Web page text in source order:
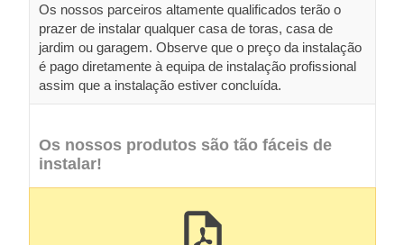
Os nossos parceiros altamente qualificados terão o
prazer de instalar qualquer casa de toras, casa de
jardim ou garagem. Observe que o preço da instalação
é pago diretamente à equipa de instalação profissional
assim que a instalação estiver concluída.
Os nossos produtos são tão fáceis de
instalar!